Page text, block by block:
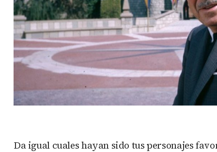
Da igual cuales hayan sido tus personajes